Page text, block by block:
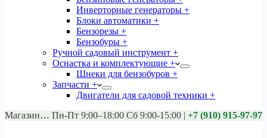
Инверторные генераторы +
Блоки автоматики +
Бензорезы +
Бензобуры +
Ручной садовый инструмент +
Оснастка и комплектующие +
Шнеки для бензобуров +
Запчасти +
Двигатели для садовой техники +
Магазины: Калуга ул. Московская д.113
Пн-Пт 9:00–18:00 Сб 9:00-15:00 | +7 (910) 915-97-97